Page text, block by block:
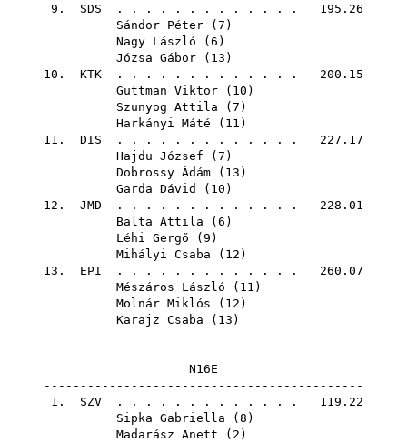
9. SDS . . . . . . . . . . . . . 195.26
Sándor Péter ( 7 )
Nagy László ( 6 )
Józsa Gábor ( 13 )
10. KTK . . . . . . . . . . . . . 200.15
Guttman Viktor ( 10 )
Szunyog Attila ( 7 )
Harkányi Máté ( 11 )
11. DIS . . . . . . . . . . . . . 227.17
Hajdu József ( 7 )
Dobrossy Ádám ( 13 )
Garda Dávid
( 10 )
12. JMD . . . . . . . . . . . . . 228.01
Balta Attila ( 6 )
Léhi Gergő ( 9 )
Mihályi Csaba ( 12 )
13. EPI . . . . . . . . . . . . . 260.07
Mészáros László ( 11 )
Molnár Miklós ( 12 )
Karajz Csaba ( 13 )
N16E
--------------------------------------------
1. SZV . . . . . . . . . . . . . 119.22
Sipka Gabriella ( 8 )
Madarász Anett ( 2 )